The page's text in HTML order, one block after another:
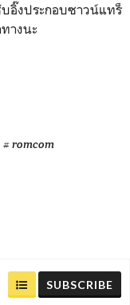
อิ๊งประกอบซาวน์แทร็
างนะ
# romcom
SUBSCRIBE